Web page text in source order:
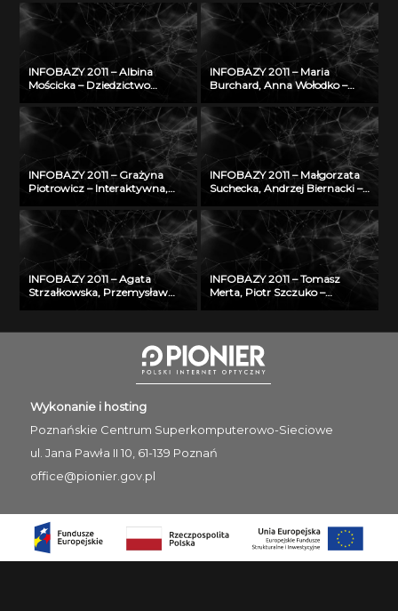
Jagiellońskiej dotycząca
Polaków XX i XXI wieku –
historia i stan obecny
syntezy obrazów
medycznych, z
zastosowaniem metod
konstruktywnej indukcji oraz
zbiorów przybliżonych
INFOBAZY 2011 – Albina
Mościcka – Dziedzictwo
przykładzie aplikacji
GEOHeritage
INFOBAZY 2011 – Maria
Burchard, Anna Wołodko –
cyfrowej
INFOBAZY 2011 – Grażyna
Piotrowicz – Interaktywna,
Śląska
INFOBAZY 2011 – Małgorzata
Suchecka, Andrzej Biernacki –
wiedzy w zakresie
bezpieczeństwa i ochrony
człowieka w środowisku pracy
INFOBAZY 2011 – Agata
Strzałkowska, Przemysław
właściwości aerozoli
INFOBAZY 2011 – Tomasz
Merta, Piotr Szczuko –
rejestracyjnej i wyszukiwania
pojazdów w bazie danych
Wykonanie i hosting
Poznańskie Centrum Superkomputerowo-Sieciowe
ul. Jana Pawła II 10, 61-139 Poznań
office@pionier.gov.pl